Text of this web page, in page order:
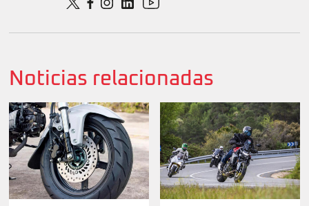
Noticias relacionadas